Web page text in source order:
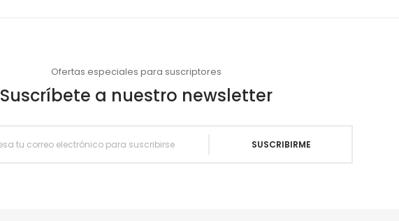
Ofertas especiales para suscriptores
Suscríbete a nuestro newsletter
SUSCRIBIRME